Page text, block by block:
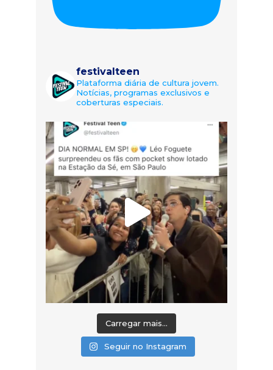
festivalteen
Plataforma diária de cultura jovem.
Notícias, programas exclusivos e
coberturas especiais.
Carregar mais...
Seguir no Instagram